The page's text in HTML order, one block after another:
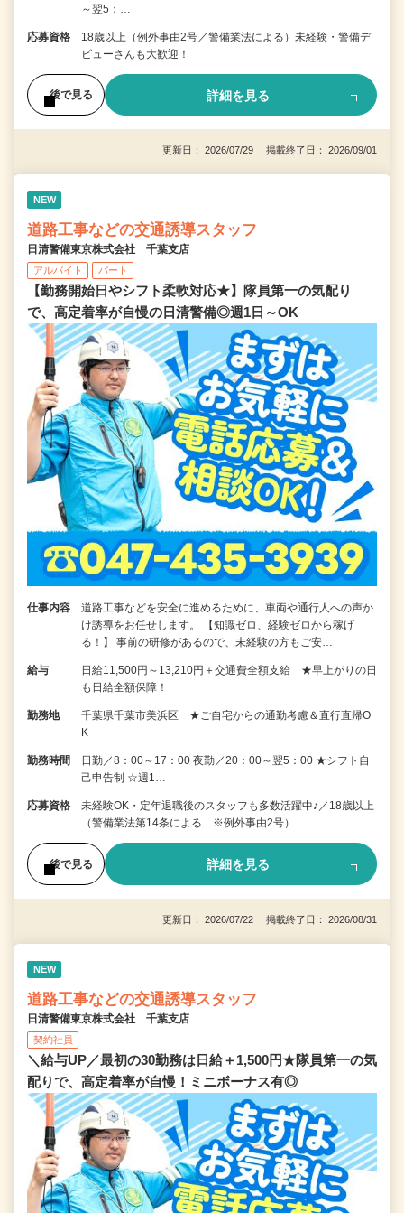
～翌5：…
応募資格
18歳以上（例外事由2号／警備業法による）未経験・警備デ
ビューさんも大歓迎！
後で見る 詳細を見る
更新日： 2026/07/29 掲載終了日： 2026/09/01
NEW
道路工事などの交通誘導スタッフ
日清警備東京株式会社 千葉支店
アルバイト パート
【勤務開始日やシフト柔軟対応★】隊員第一の気配り
で、高定着率が自慢の日清警備◎週1日～OK
仕事内容
道路工事などを安全に進めるために、車両や通行人への声か
け誘導をお任せします。 【知識ゼロ、経験ゼロから稼げ
る！】 事前の研修があるので、未経験の方もご安…
給与
日給11,500円～13,210円＋交通費全額支給 ★早上がりの日
も日給全額保障！
勤務地
千葉県千葉市美浜区 ★ご自宅からの通勤考慮＆直行直帰O
K
勤務時間
日勤／8：00～17：00 夜勤／20：00～翌5：00 ★シフト自
己申告制 ☆週1…
応募資格
未経験OK・定年退職後のスタッフも多数活躍中♪／18歳以上
（警備業法第14条による ※例外事由2号）
後で見る 詳細を見る
更新日： 2026/07/22 掲載終了日： 2026/08/31
NEW
道路工事などの交通誘導スタッフ
日清警備東京株式会社 千葉支店
契約社員
＼給与UP／最初の30勤務は日給＋1,500円★隊員第一の気
配りで、高定着率が自慢！ミニボーナス有◎